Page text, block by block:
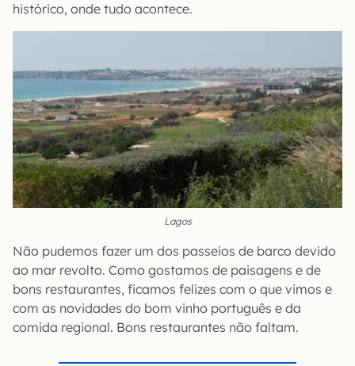
histórico, onde tudo acontece.
Lagos
Não pudemos fazer um dos passeios de barco devido
ao mar revolto. Como gostamos de paisagens e de
bons restaurantes, ficamos felizes com o que vimos e
com as novidades do bom vinho português e da
comida regional. Bons restaurantes não faltam.